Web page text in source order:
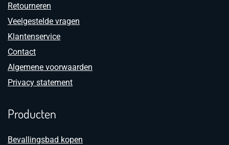
Retourneren
Veelgestelde vragen
Klantenservice
Contact
Algemene voorwaarden
Privacy statement
Producten
Bevallingsbad kopen